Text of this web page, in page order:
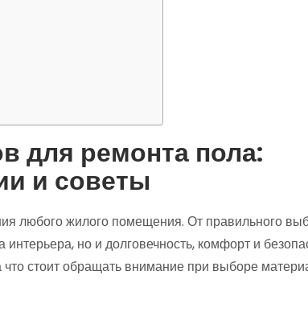
для ремонта пола:
и советы
любого жилого помещения. От правильного
интерьера, но и долговечность, комфорт и
стоит обращать внимание при выборе